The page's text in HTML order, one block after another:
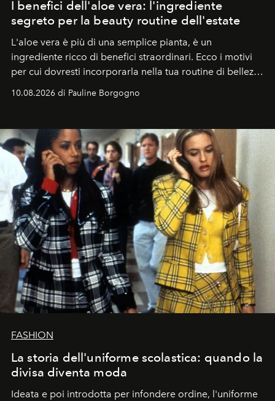
I benefici dell'aloe vera: l'ingrediente
segreto per la beauty routine dell'estate
L'aloe vera è più di una semplice pianta, è un
ingrediente ricco di benefici straordinari. Ecco i motivi
per cui dovresti incorporarla nella tua routine di bellezza
e benessere.
10.08.2026 di Pauline Borgogno
FASHION
La storia dell'uniforme scolastica: quando la
divisa diventa moda
Ideata e poi introdotta per infondere ordine, l'uniforme